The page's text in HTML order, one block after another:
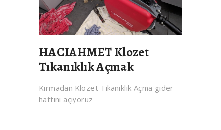
HACIAHMET Klozet
Tıkanıklık Açmak
Kırmadan Klozet Tıkanıklık Açma gider
hattını açıyoruz